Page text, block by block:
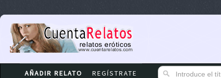
AÑADIR RELATO REGÍSTRATE